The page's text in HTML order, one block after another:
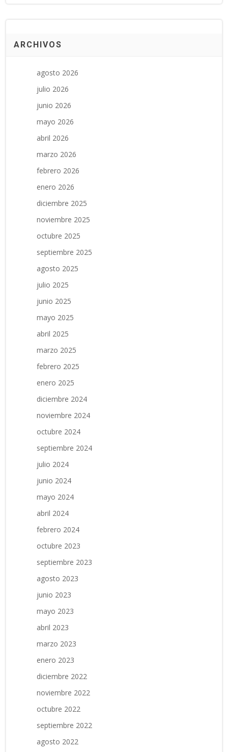
ARCHIVOS
agosto 2026
julio 2026
junio 2026
mayo 2026
abril 2026
marzo 2026
febrero 2026
enero 2026
diciembre 2025
noviembre 2025
octubre 2025
septiembre 2025
agosto 2025
julio 2025
junio 2025
mayo 2025
abril 2025
marzo 2025
febrero 2025
enero 2025
diciembre 2024
noviembre 2024
octubre 2024
septiembre 2024
julio 2024
junio 2024
mayo 2024
abril 2024
febrero 2024
octubre 2023
septiembre 2023
agosto 2023
junio 2023
mayo 2023
abril 2023
marzo 2023
enero 2023
diciembre 2022
noviembre 2022
octubre 2022
septiembre 2022
agosto 2022